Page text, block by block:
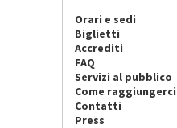
Orari e sedi
Biglietti
Accrediti
FAQ
Servizi al pubblico
Come raggiungerci
Contatti
Press